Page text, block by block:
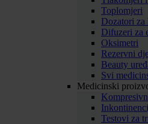
Toplomjeri
Dozatori
Difuzeri za
Oksimetri
Rezervni
Beauty
Svi
Medicinski
Testovi za